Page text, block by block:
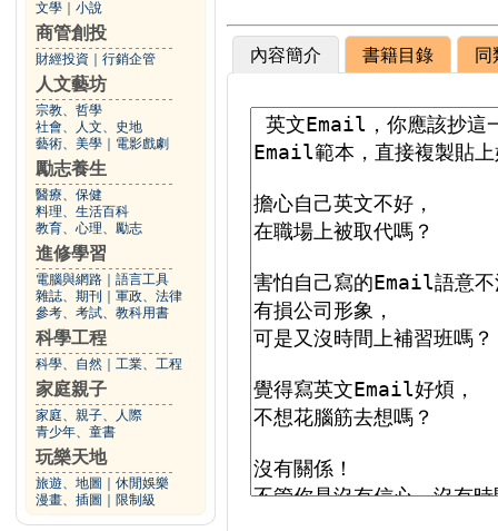
文學 小說
商管創投
財經投資 行銷企管
人文藝坊
宗教、哲學
社會、人文、史地
藝術、美學
電影戲劇
勵志養生
醫療、保健
料理、生活百科
教育、心理、勵志
進修學習
電腦與網路
語言工具
雜誌、期刊
軍政、法律
參考、考試、教科用書
科學工程
科學、自然 工業、工程
家庭親子
家庭、親子、人際
青少年、童書
玩樂天地
旅遊、地圖
休閒娛樂
漫畫、插圖
限制級
內容簡介 書籍目錄 同